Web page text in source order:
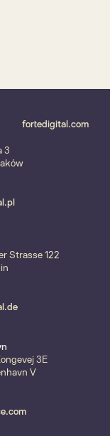
fortedigital.com
3
Strasse 122
3E
V